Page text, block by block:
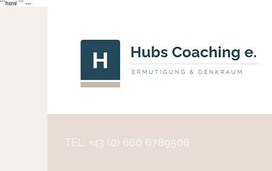
```html ``` ---
TEL: +43 (0) 660 6789506